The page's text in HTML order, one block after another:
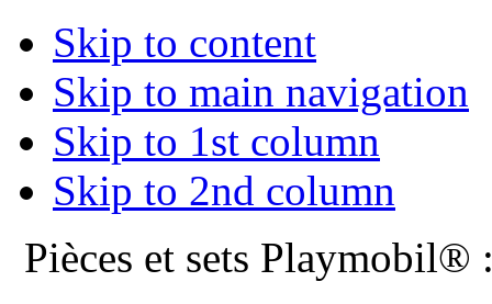
Skip to content
Skip to main navigation
Skip to 1st column
Skip to 2nd column
Pièces et sets Playmobil®